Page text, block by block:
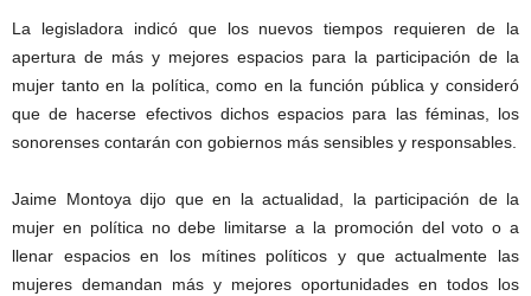
La legisladora indicó que los nuevos tiempos requieren de la
apertura de más y mejores espacios para la participación de la
mujer tanto en la política, como en la función pública y consideró
que de hacerse efectivos dichos espacios para las féminas, los
sonorenses contarán con gobiernos más sensibles y responsables.
Jaime Montoya dijo que en la actualidad, la participación de la
mujer en política no debe limitarse a la promoción del voto o a
llenar espacios en los mítines políticos y que actualmente las
mujeres demandan más y mejores oportunidades en todos los